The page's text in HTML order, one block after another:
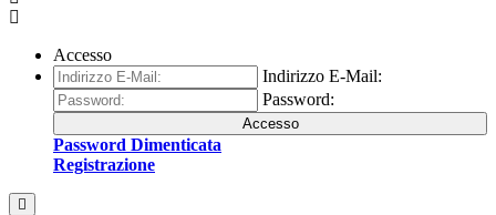
Accesso
Indirizzo E-Mail:
Password:
Accesso
Password Dimenticata
Registrazione